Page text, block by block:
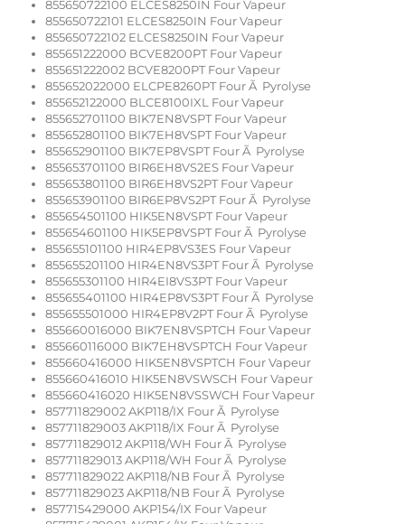
855650722100 ELCES8250IN Four Vapeur
855650722101 ELCES8250IN Four Vapeur
855650722102 ELCES8250IN Four Vapeur
855651222000 BCVE8200PT Four Vapeur
855651222002 BCVE8200PT Four Vapeur
855652022000 ELCPE8260PT Four Ã Pyrolyse
855652122000 BLCE8100IXL Four Vapeur
855652701100 BIK7EN8VSPT Four Vapeur
855652801100 BIK7EH8VSPT Four Vapeur
855652901100 BIK7EP8VSPT Four Ã Pyrolyse
855653701100 BIR6EH8VS2ES Four Vapeur
855653801100 BIR6EH8VS2PT Four Vapeur
855653901100 BIR6EP8VS2PT Four Ã Pyrolyse
855654501100 HIK5EN8VSPT Four Vapeur
855654601100 HIK5EP8VSPT Four Ã Pyrolyse
855655101100 HIR4EP8VS3ES Four Vapeur
855655201100 HIR4EN8VS3PT Four Ã Pyrolyse
855655301100 HIR4EI8VS3PT Four Vapeur
855655401100 HIR4EP8VS3PT Four Ã Pyrolyse
855655501000 HIR4EP8V2PT Four Ã Pyrolyse
855660016000 BIK7EN8VSPTCH Four Vapeur
855660116000 BIK7EH8VSPTCH Four Vapeur
855660416000 HIK5EN8VSPTCH Four Vapeur
855660416010 HIK5EN8VSWSCH Four Vapeur
855660416020 HIK5EN8VSSWCH Four Vapeur
857711829002 AKP118/IX Four Ã Pyrolyse
857711829003 AKP118/IX Four Ã Pyrolyse
857711829012 AKP118/WH Four Ã Pyrolyse
857711829013 AKP118/WH Four Ã Pyrolyse
857711829022 AKP118/NB Four Ã Pyrolyse
857711829023 AKP118/NB Four Ã Pyrolyse
857715429000 AKP154/IX Four Vapeur